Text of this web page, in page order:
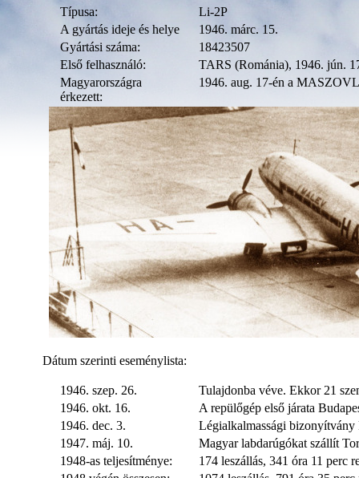
Típusa:
Li-2P
A gyártás ideje és helye
1946. márc. 15.
Gyártási száma:
18423507
Első felhasználó:
TARS (Románia), 1946. jún.
Magyarországra
érkezett:
1946. aug. 17-én a
Dátum szerinti eseménylista:
1946. szep. 26.
Tulajdonba véve. Ekkor 21
1946. okt. 16.
A repülőgép első járata
1946. dec. 3.
Légialkalmassági bizonyítvány
1947. máj. 10.
Magyar labdarúgókat szállít
1948-as teljesítménye:
174 leszállás, 341 óra 11 perc